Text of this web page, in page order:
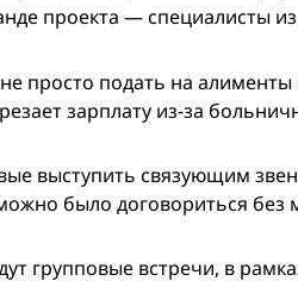
проекта — специалисты
просто подать на
зарплату из-за
выступить связующим
было договориться без
групповые встречи, в